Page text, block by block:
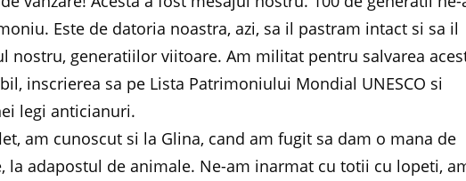
Este de datoria noastra, azi, sa il pastram intact si sa il
nostru, generatiilor viitoare. Am militat pentru salvarea
inscrierea sa pe Lista Patrimoniului Mondial UNESCO si
legi anticianuri.
am cunoscut si la Glina, cand am fugit sa dam o mana de
la adapostul de animale. Ne-am inarmat cu totii cu lopeti,